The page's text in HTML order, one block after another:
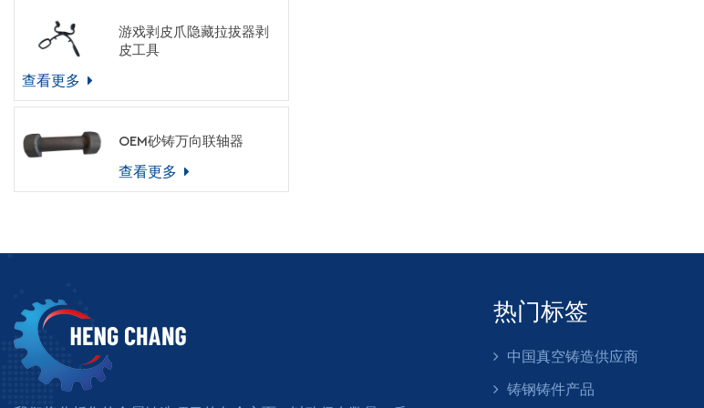
游戏剥皮爪隐藏拉拔器剥
皮工具
查看更多
OEM砂铸万向联轴器
查看更多
热门标签
中国真空铸造供应商
铸钢铸件产品